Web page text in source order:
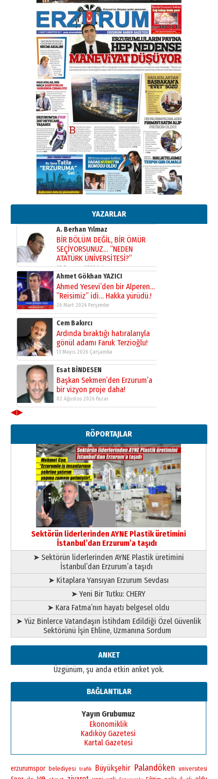
YAZARLAR
Esat BİNDESEN
Başkan Sekmen’den Erzurum’a
bir vizyon proje daha!
02 Ağustos 2026 Pazar
Kadir SABUNCUOĞLU
Erzurumspor’un köşe taşları
29 Haziran 2026 Pazartesi
Kenan GÜLERCİ
Murat Şahsuvaroğlu ERKON’da
çıtayı yukarı taşırken,
yönetimdekiler aşağı
çekmemeli!
17 Şubat 2026 SalıOrhan BOZKURT
Bir fotoğraf, bir şehir, bir
gazeteci… Dizginler kimin
A. Berhan Yılmaz
BİR BÖLÜM DEĞİL, BİR ÖMÜR
SEÇİYORSUNUZ… “NEDEN
ATATÜRK ÜNİVERSİTESİ?”
28 Temmuz 2026 Salı
Ahmet Gökhan YAZICI
Ahmed Yesevi’den bir Alperen…
”Reisimiz” idi… Hakka yürüdü.!
26 Mart 2026 Perşembe
Cem Bakırcı
Ardında bıraktığı hatıralarıyla
gönül adamı Faruk Terzioğlu!
13 Mayıs 2026 Çarşamba
Esat BİNDESEN
Başkan Sekmen’den Erzurum’a
bir vizyon proje daha!
02 Ağustos 2026 Pazar
Erzurumspor’un köşe taşları
29 Haziran 2026 Pazartesi
Kenan GÜLERCİ
Murat Şahsuvaroğlu ERKON’da
çıtayı yukarı taşırken,
yönetimdekiler aşağı
çekmemeli!
17 Şubat 2026 Salı Orhan BOZKURT
Bir fotoğraf, bir şehir, bir
gazeteci… Dizginler kimin
elinde?
A. Berhan Yılmaz
BİR BÖLÜM DEĞİL, BİR ÖMÜR
SEÇİYORSUNUZ… “NEDEN
ATATÜRK ÜNİVERSİTESİ?”
28 Temmuz 2026 Salı
Ahmet Gökhan YAZICI
Ahmed Yesevi’den bir Alperen…
”Reisimiz” idi… Hakka yürüdü.!
26 Mart 2026 Perşembe
gönül adamı Faruk Terzioğlu!
Başkan Sekmen’den Erzurum’a
bir vizyon proje daha!
02 Ağustos 2026 Pazar
◀▶
RÖPORTAJLAR
Sektörün liderlerinden AYNE Plastik üretimini
İstanbul’dan Erzurum’a taşıdı
➤ Sektörün liderlerinden AYNE Plastik üretimini
İstanbul’dan Erzurum’a taşıdı
➤ Kitaplara Yansıyan Erzurum Sevdası
➤ Yeni Bir Tutku: CHERY
➤ Kara Fatma’nın hayatı belgesel oldu
➤ Yüz Binlerce Vatandaşın İstihdam Edildiği Özel Güvenlik
Sektörünü İşin Ehline, Uzmanına Sordum
ANKET
Üzgünüm, şu anda etkin anket yok.
BAĞLANTILAR
Yayın Grubumuz
Ekonomiklik
Kadıköy Gazetesi
Kartal Gazetesi
erzurumspor belediyesi trafik Büyükşehir Palandöken universitesi